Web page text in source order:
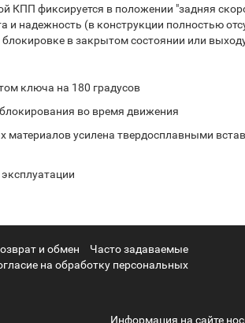
фиксируется в положении "задняя
и надежность (в конструкции полностью
в закрытом состоянии или
ключа на 180 градусов
во время движения
усилена твердосплавными
и обмен
Часто задаваемые
на обработку персональных
Информация на сайте